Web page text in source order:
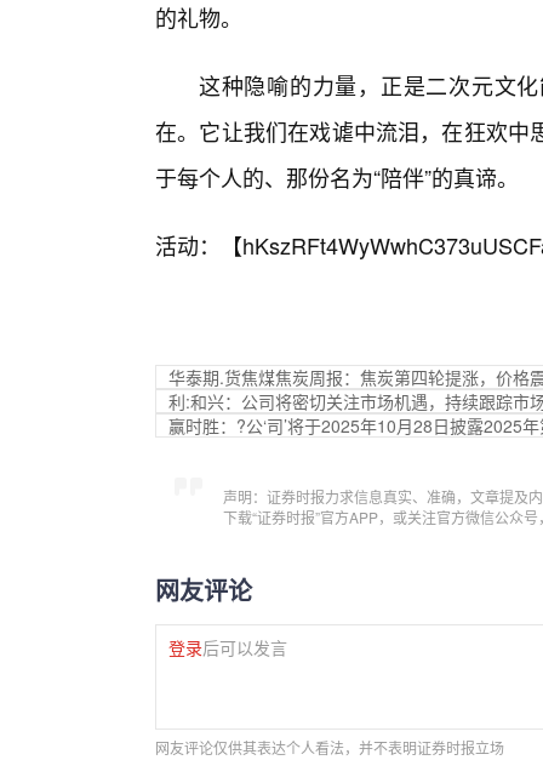
的礼物。
这种隐喻的力量，正是二次元文
在。它让我们在戏谑中流泪，在狂欢
于每个人的、那份名为“陪伴”的真谛。
活动：【
华泰期.货焦煤焦炭周报：焦炭第四轮提涨，价格
利:和兴：公司将密切关注市场机遇，持续跟踪市
赢时胜：?公‘司’将于2025年10月28日披露2025
声明：证券时报力求信息真实、准确，文章提及
下载“证券时报”官方APP，或关注官方微信公众
网友评论
登录后可以发言
网友评论仅供其表达个人看法，并不表明证券时报立场